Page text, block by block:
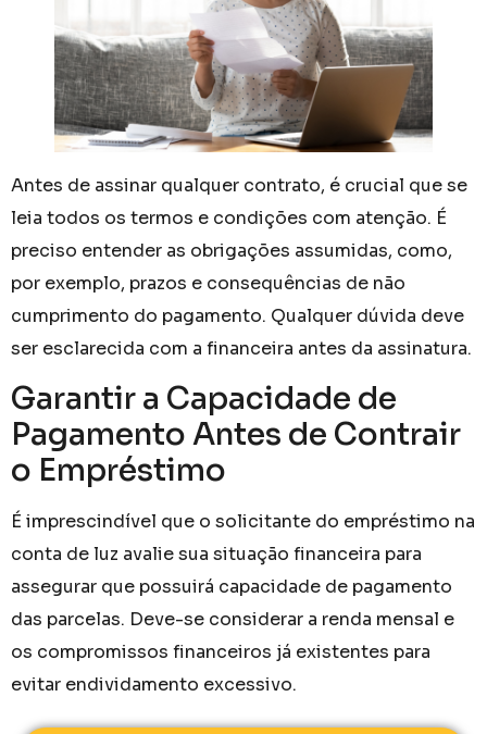
Antes de assinar qualquer contrato, é crucial que se
leia todos os termos e condições com atenção. É
preciso entender as obrigações assumidas, como,
por exemplo, prazos e consequências de não
cumprimento do pagamento. Qualquer dúvida deve
ser esclarecida com a financeira antes da assinatura.
Garantir a Capacidade de
Pagamento Antes de Contrair
o Empréstimo
É imprescindível que o solicitante do empréstimo na
conta de luz avalie sua situação financeira para
assegurar que possuirá capacidade de pagamento
das parcelas. Deve-se considerar a renda mensal e
os compromissos financeiros já existentes para
evitar endividamento excessivo.